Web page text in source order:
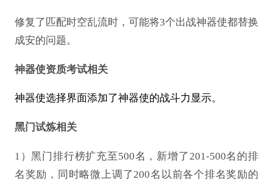
修复了匹配时空乱流时，可能将3个出战神器使都替换
成安的问题。
神器使资质考试相关
神器使选择界面添加了神器使的战斗力显示。
黑门试炼相关
1）黑门排行榜扩充至500名，新增了201-500名的排
名奖励，同时略微上调了200名以前各个排名奖励的